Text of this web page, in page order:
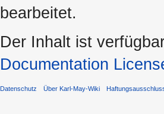
bearbeitet.
Der Inhalt ist
Documentation
Datenschutz Über Karl-May-Wiki